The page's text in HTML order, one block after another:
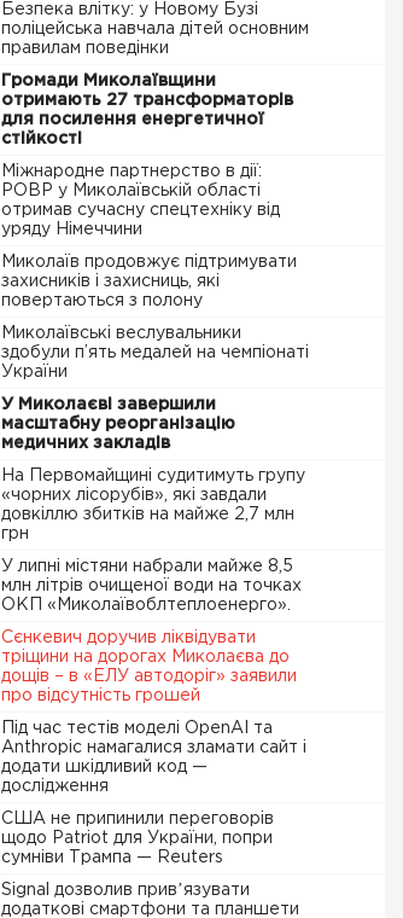
Безпека влітку: у Новому Бузі
поліцейська навчала дітей основним
правилам поведінки
Громади Миколаївщини
отримають 27 трансформаторів
для посилення енергетичної
стійкості
Міжнародне партнерство в дії:
РОВР у Миколаївській області
отримав сучасну спецтехніку від
уряду Німеччини
Миколаїв продовжує підтримувати
захисників і захисниць, які
повертаються з полону
Миколаївські веслувальники
здобули п’ять медалей на чемпіонаті
України
У Миколаєві завершили
масштабну реорганізацію
медичних закладів
На Первомайщині судитимуть групу
«чорних лісорубів», які завдали
довкіллю збитків на майже 2,7 млн
грн
У липні містяни набрали майже 8,5
млн літрів очищеної води на точках
ОКП «Миколаївоблтеплоенерго».
Сєнкевич доручив ліквідувати
тріщини на дорогах Миколаєва до
дощів – в «ЕЛУ автодоріг» заявили
про відсутність грошей
Під час тестів моделі OpenAI та
Anthropic намагалися зламати сайт і
додати шкідливий код —
дослідження
США не припинили переговорів
щодо Patriot для України, попри
сумніви Трампа — Reuters
Signal дозволив привʼязувати
додаткові смартфони та планшети